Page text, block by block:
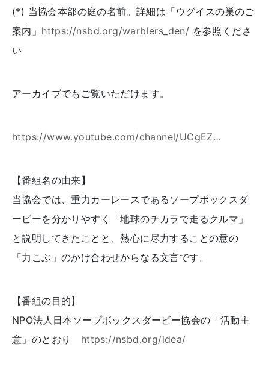
(*) 当協会本部の庭の名前。詳細は「ウグイスの巣のご
案内」 https://nsbd.org/warblers_den/ を参照くださ
い
アーカイブでもご覧いただけます。
https://www.youtube.com/channel/UCgEZ…
【番組名の由来】
当協会では、重力カーレースであるソープボックスダ
ービーを分かりやすく「地球のチカラで走るクルマ」
と説明してきたことと、熱心に尽力することの意の
「力こぶ」のかけ合わせからなる文言です。
【番組の目的】
NPO法人日本ソープボックスダービー協会の「活動主
意」のとおり https://nsbd.org/idea/